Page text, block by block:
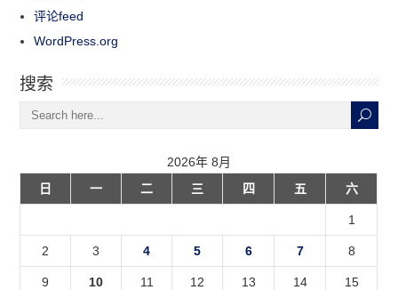
评论feed
WordPress.org
搜索
2026年 8月
日
一 二 三 四 五 六
1
2 3 4 5 6 7 8
9 10 11 12 13 14 15